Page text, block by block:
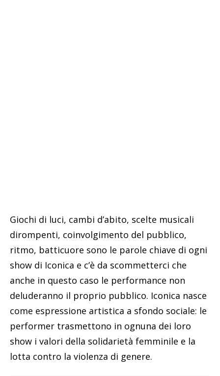
Giochi di luci, cambi d’abito, scelte musicali
dirompenti, coinvolgimento del pubblico,
ritmo, batticuore sono le parole chiave di ogni
show di Iconica e c’è da scommetterci che
anche in questo caso le performance non
deluderanno il proprio pubblico. Iconica nasce
come espressione artistica a sfondo sociale: le
performer trasmettono in ognuna dei loro
show i valori della solidarietà femminile e la
lotta contro la violenza di genere.